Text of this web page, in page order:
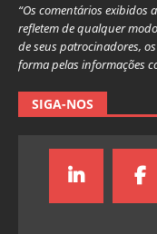
“Os comentários exibidos
refletem de qualquer
de seus patrocinadores,
forma pelas informações
SIGA-NOS